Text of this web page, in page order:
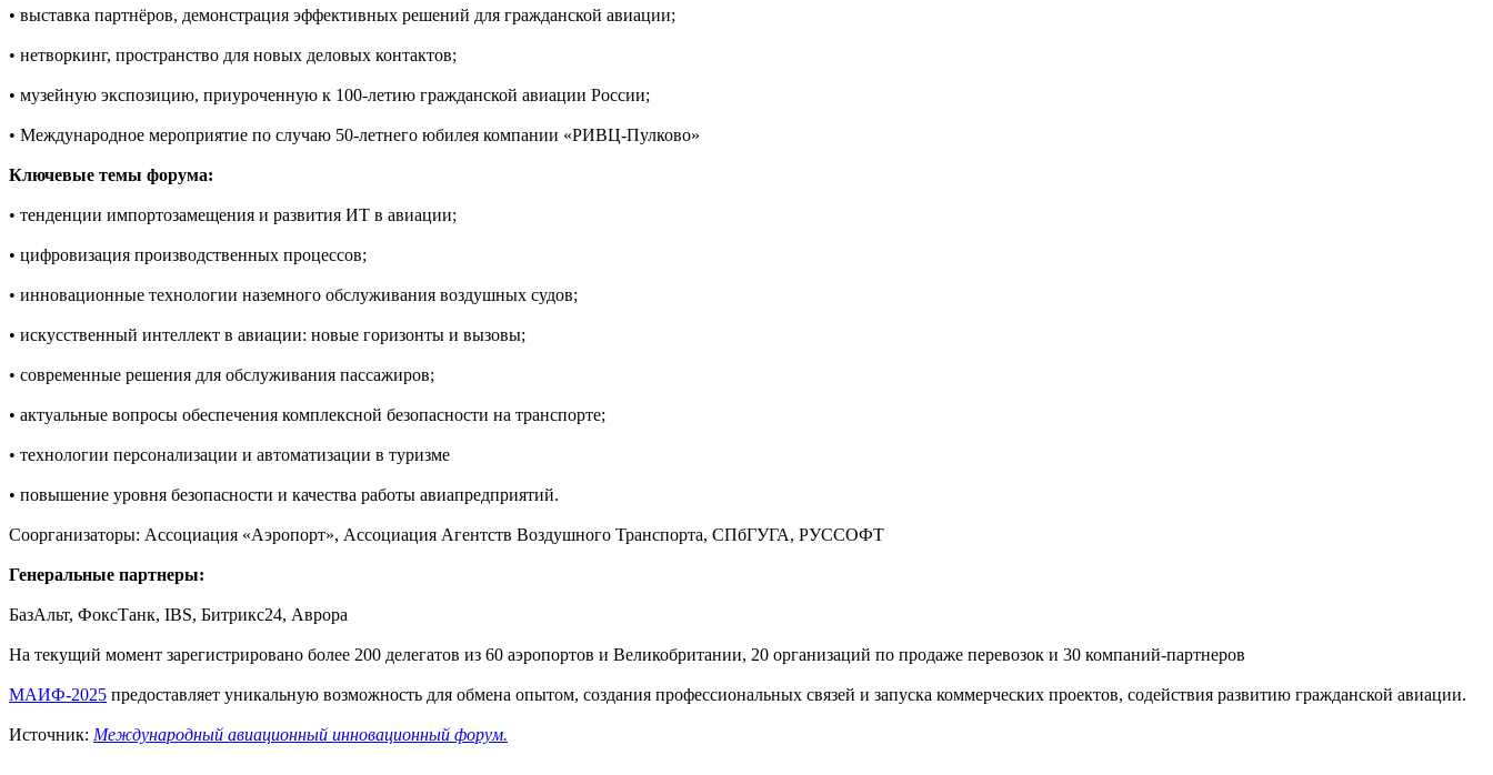
• выставка партнёров, демонстрация эффективных решений для гражданской авиации;
• нетворкинг, пространство для новых деловых контактов;
• музейную экспозицию, приуроченную к 100-летию гражданской авиации России;
• Международное мероприятие по случаю 50-летнего юбилея компании «РИВЦ-Пулково»
Ключевые темы форума:
• тенденции импортозамещения и развития ИТ в авиации;
• цифровизация производственных процессов;
• инновационные технологии наземного обслуживания воздушных судов;
• искусственный интеллект в авиации: новые горизонты и вызовы;
• современные решения для обслуживания пассажиров;
• актуальные вопросы обеспечения комплексной безопасности на транспорте;
• технологии персонализации и автоматизации в туризме
• повышение уровня безопасности и качества работы авиапредприятий.
Соорганизаторы: Ассоциация «Аэропорт», Ассоциация Агентств Воздушного Транспорта, СПбГУГА, РУССОФТ
Генеральные партнеры:
БазАльт, ФоксТанк, IBS, Битрикс24, Аврора
На текущий момент зарегистрировано более 200 делегатов из 60 аэропортов и Великобритании, 20 организаций по продаже перевозок и 30 компаний-партнеров
МАИФ-2025 предоставляет уникальную возможность для обмена опытом, создания профессиональных связей и запуска коммерческих проектов, содействия развитию гражданской авиации.
Источник: Международный авиационный инновационный форум.